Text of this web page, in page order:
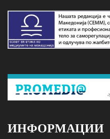
ИНФОРМАЦИИ